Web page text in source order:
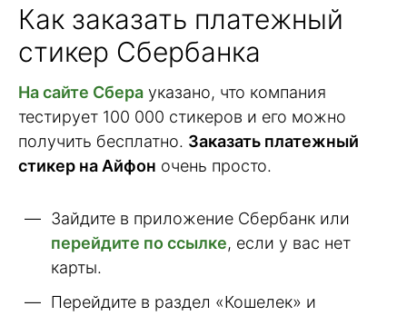
Как заказать платежный
стикер Сбербанка
На сайте Сбера указано, что компания
тестирует 100 000 стикеров и его можно
получить бесплатно. Заказать платежный
стикер на Айфон очень просто.
Зайдите в приложение Сбербанк или
перейдите по ссылке, если у вас нет
карты.
Перейдите в раздел «Кошелек» и